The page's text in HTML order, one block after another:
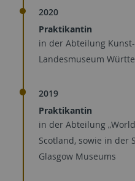
2020
Praktikantin
in der Abteilung
Landesmuseum
2019
Praktikantin
in der Abteilung
Scotland, sowie in der
Glasgow Museums